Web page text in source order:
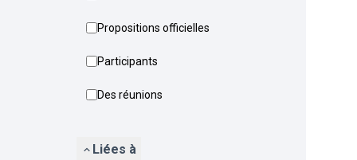
Propositions officielles
Participants
Des réunions
Liées à